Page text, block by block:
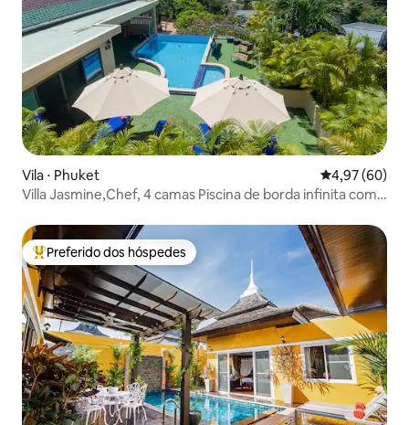
Vila ⋅ Phuket 4,97 de uma
4,97 (60)
Villa Jasmine,Chef, 4 camas Piscina de borda infinita com
Entre os melhores preferidos dos hóspedes
Preferido dos hóspedes